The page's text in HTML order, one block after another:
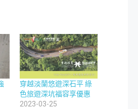
穿越淡蘭悠遊深石平 綠
色旅遊深坑福容享優惠
2023-03-25